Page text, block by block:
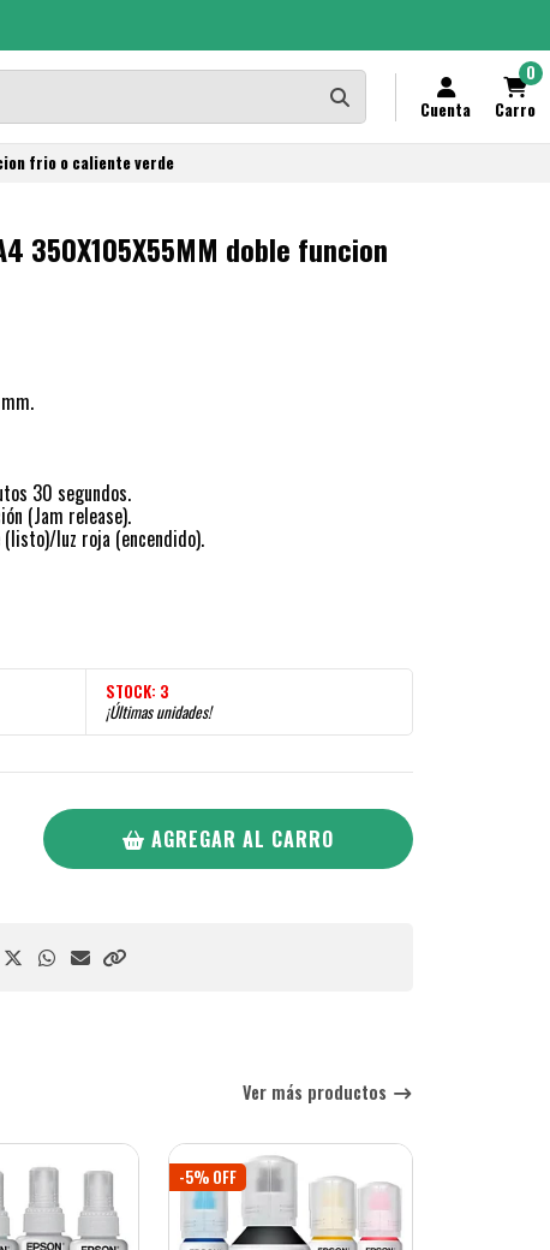
Cuenta
0
Carro
frio o caliente verde
350X105X55MM doble funcion
30 segundos.
(Jam release).
luz roja (encendido).
STOCK: 3
¡Últimas unidades!
AGREGAR AL CARRO
Ver más productos
-5% OFF